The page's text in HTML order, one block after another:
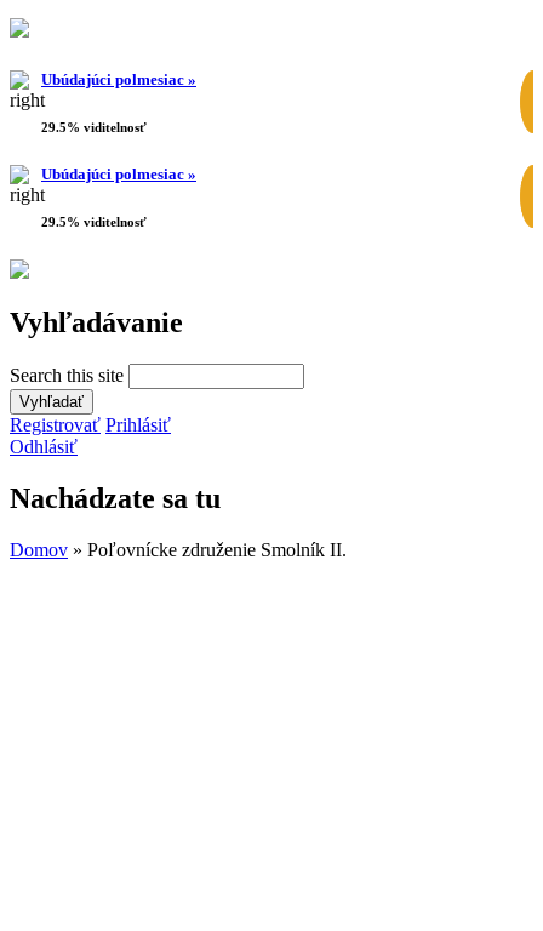
Ubúdajúci polmesiac »
29.5% viditelnosť
Ubúdajúci polmesiac »
29.5% viditelnosť
Vyhľadávanie
Search this site
Registrovať Prihlásiť
Odhlásiť
Nachádzate sa tu
Domov » Poľovnícke združenie Smolník II.